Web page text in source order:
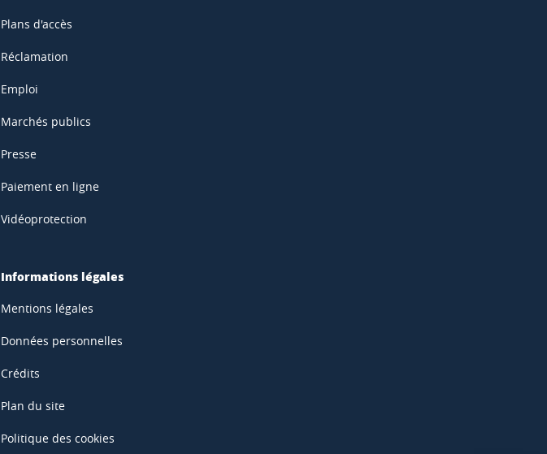
Plans d'accès
Réclamation
Emploi
Marchés publics
Presse
Paiement en ligne
Vidéoprotection
Informations légales
Mentions légales
Données personnelles
Crédits
Plan du site
Politique des cookies